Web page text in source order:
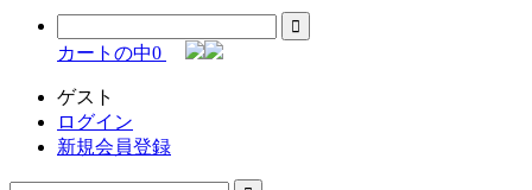
カートの中0
ゲスト
ログイン
新規会員登録